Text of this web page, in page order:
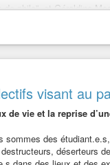
de philo”, et Géraldine
sur l'autorité ou sur
visant au
vie et la reprise
sommes des
déserteurs